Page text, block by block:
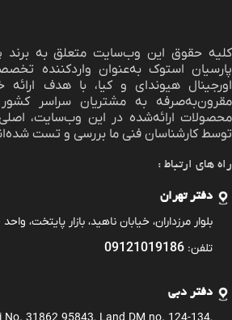
کلیه حقوق این وب‌سایت متعلق به برند
پارسیان استوک به‌عنوان واردکننده
اورجینال هیوندای و کیا، با هدف
مقرون‌به‌صرفه به مشتریان سراسر
محصولات ارائه‌شده در این وب‌سایت،
توسط کارشناسان فنی ما بررسی و تست
راه های ارتباط :
دفتر تهران
بلوار مرزداران، خیابان ناهید، بازار پایتخت، واحد 43
تلفن: 09121019186
دفتر دبی